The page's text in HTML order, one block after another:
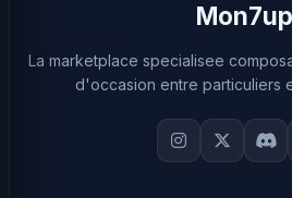
Mon7up
La marketplace specialisee
d'occasion entre particuliers